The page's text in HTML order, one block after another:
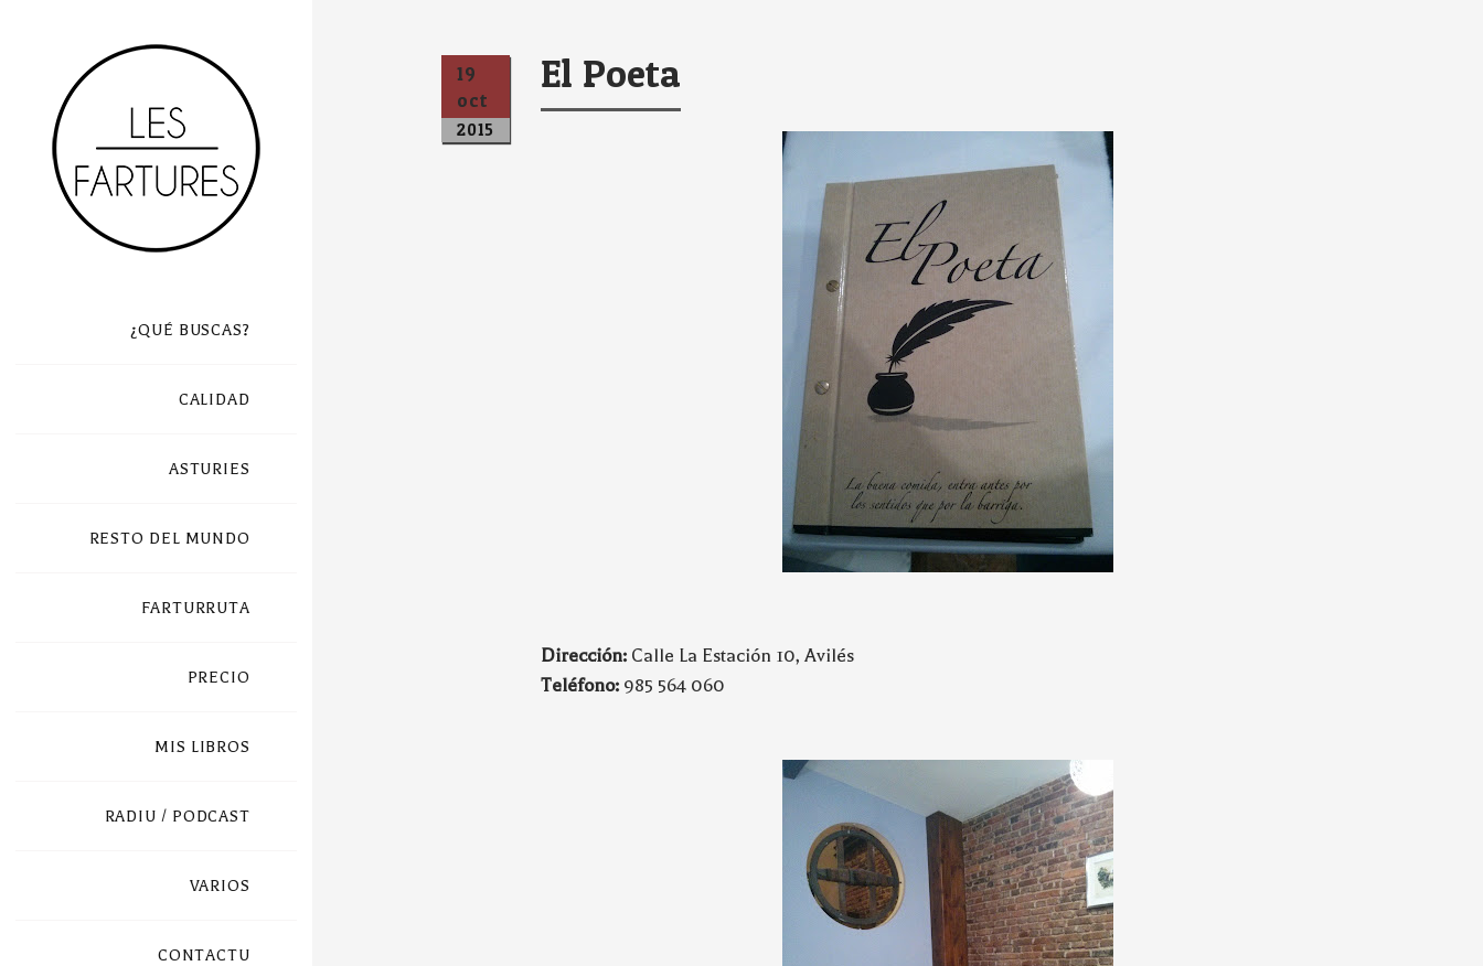
¿QUÉ BUSCAS?
CALIDAD
ASTURIES
RESTO DEL MUNDO
FARTURRUTA
PRECIO
MIS LIBROS
RADIU / PODCAST
VARIOS
CONTACTU
El Poeta
19
oct
2015
Dirección: Calle La Estación 10, Avilés
Teléfono: 985 564 060